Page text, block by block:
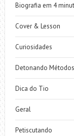
Biografia em 4
Cover & Lesson
Curiosidades
Detonando Métodos
Dica do Tio
Geral
Petiscutando